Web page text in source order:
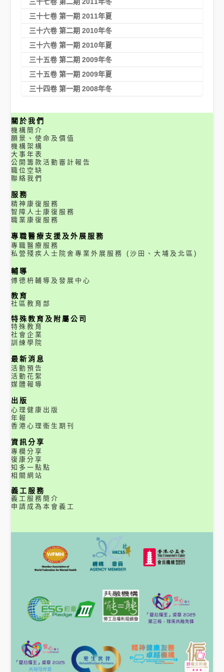
三十七卷 第一期 2011年夏
三十六卷 第二期 2010年冬
三十六卷 第一期 2010年夏
三十五卷 第二期 2009年冬
三十五卷 第一期 2009年夏
三十四卷 第一期 2008年冬
關於我們
機構簡介
願景、使命及價值
機構架構
大事年表
公開籌款活動審計報告
職位空缺
聯絡我們
服務
精神康復服務
智障人士康復服務
職業康復服務
專職醫療支援及外展服務
專職醫療服務
私營殘疾人士院舍專業外展服務 (沙田、大埔及北區)
輔導
傅德枬輔導及發展中心
教育
社區教育部
特殊教育及附屬公司
特殊教育
社會企業
訓練學院
最新消息
活動預告
活動花絮
媒體報導
出版
心理健康出版
年報
香港心理衞生期刊
資訊分享
專欄分享
復康分享
知多一點點
相關網站
義工服務
義工服務簡介
申請成為本會義工